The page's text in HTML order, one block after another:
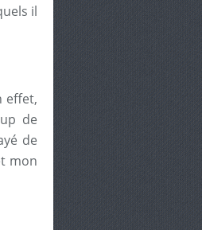
il
effet,
de
de
mon